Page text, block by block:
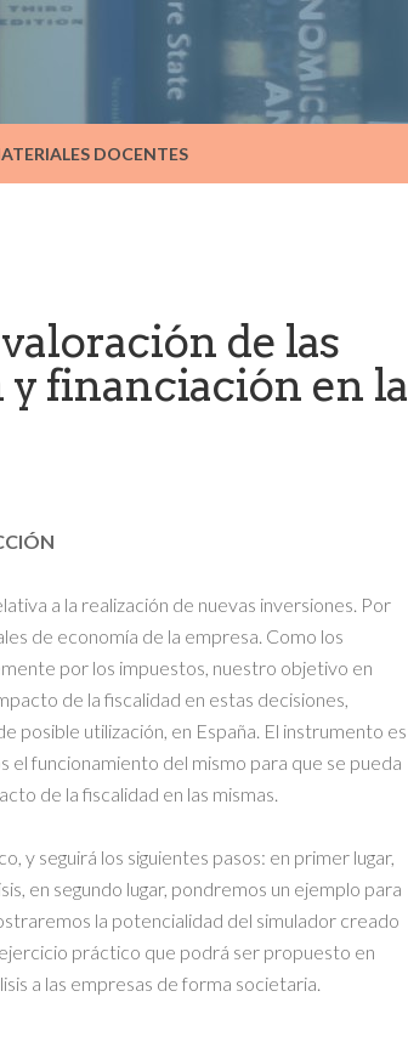
DOCENTES
de las
financiación en la
a la realización de nuevas inversiones. Por
de economía de la empresa. Como los
por los impuestos, nuestro objetivo en
de la fiscalidad en estas decisiones,
posible utilización, en España. El instrumento es
funcionamiento del mismo para que se pueda
de la fiscalidad en las mismas.
y seguirá los siguientes pasos: en primer lugar,
en segundo lugar, pondremos un ejemplo para
la potencialidad del simulador creado
práctico que podrá ser propuesto en
a las empresas de forma societaria.